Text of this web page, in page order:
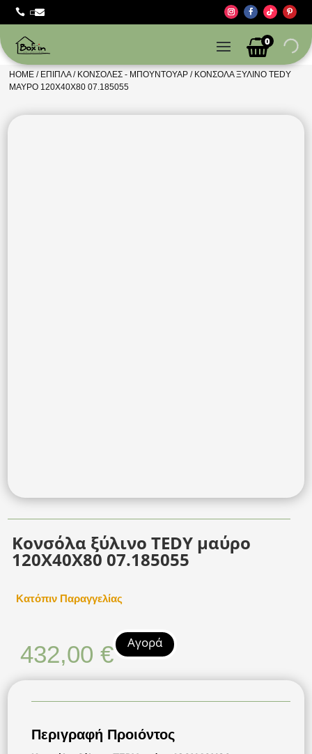
 
0
HOME / ΈΠΙΠΛΑ/ ΚΟΝΣΌΛΕΣ - ΜΠΟΥΝΤΟΥΆΡ / ΚΟΝΣΌΛΑ ΞΎΛΙΝΟ TEDY
ΜΑΎΡΟ 120Χ40Χ80 07.185055
Κονσόλα ξύλινο TEDY μαύρο
120Χ40Χ80 07.185055
Κατόπιν Παραγγελίας
432,00€ Αγορά
Περιγραφή Προιόντος